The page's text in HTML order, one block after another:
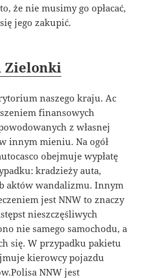
że nie musimy go opłacać,
jego zakupić.
Zielonki
naszego kraju. Ac
finansowych
z własnej
innym mieniu. Na ogół
obejmuje wypłatę
kradzieży auta,
aktów wandalizmu. Innym
jest NNW to znaczy
nieszczęśliwych
nie samego samochodu, a
się. W przypadku pakietu
kierowcy pojazdu
NNW jest